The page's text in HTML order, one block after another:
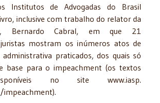
Institutos de Advogadas do Brasil
inclusive com trabalho do relator da
Bernardo Cabral, em que 21
mostram os inúmeros atos de
administrativa praticados, dos quais só
base para o impeachment (os textos
no site www.iasp.